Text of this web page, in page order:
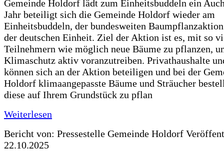
Gemeinde Holdorf lädt zum Einheitsbuddeln ein
Jahr beteiligt sich die Gemeinde Holdorf wieder am
Einheitsbuddeln, der bundesweiten
der deutschen Einheit. Ziel der Aktion ist es, mit so
Teilnehmern wie möglich neue Bäume zu pflanzen,
Klimaschutz aktiv voranzutreiben. Privathaushalte
können sich an der Aktion beteiligen und bei der
Holdorf klimaangepasste Bäume und Sträucher
diese auf Ihrem Grundstück zu pflan
Weiterlesen
Bericht von: Pressestelle Gemeinde Holdorf
22.10.2025